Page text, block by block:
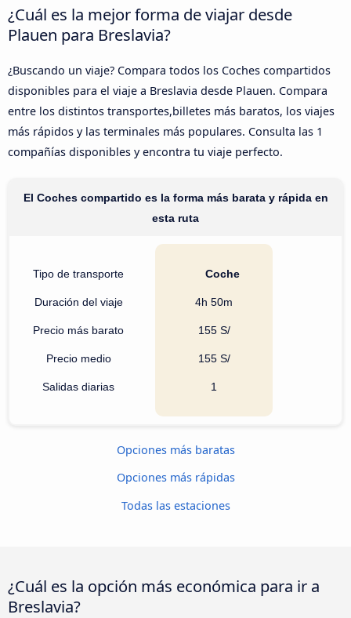
¿Cuál es la mejor forma de viajar desde
Plauen para Breslavia?
¿Buscando un viaje? Compara todos los Coches compartidos
disponibles para el viaje a Breslavia desde Plauen. Compara
entre los distintos transportes,billetes más baratos, los viajes
más rápidos y las terminales más populares. Consulta las 1
compañías disponibles y encontra tu viaje perfecto.
El Coches compartido es la forma más barata y rápida en
esta ruta
Tipo de transporte
Duración del viaje
Precio más barato
Precio medio
Salidas diarias
Coche
4h 50m
155 S/
155 S/
1
Opciones más baratas
Opciones más rápidas
Todas las estaciones
¿Cuál es la opción más económica para ir a
Breslavia?